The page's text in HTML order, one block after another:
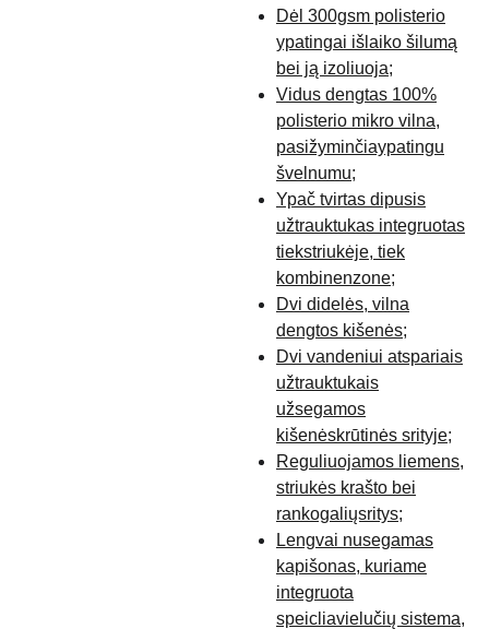
Dėl 300gsm polisterio
ypatingai išlaiko šilumą
bei ją izoliuoja;
Vidus dengtas 100%
polisterio mikro vilna,
pasižyminčiaypatingu
švelnumu;
Ypač tvirtas dipusis
užtrauktukas integruotas
tiekstriukėje, tiek
kombinenzone;
Dvi didelės, vilna
dengtos kišenės;
Dvi vandeniui atspariais
užtrauktukais
užsegamos
kišenėskrūtinės srityje;
Reguliuojamos liemens,
striukės krašto bei
rankogaliųsritys;
Lengvai nusegamas
kapišonas, kuriame
integruota
speicliavielučių sistema,